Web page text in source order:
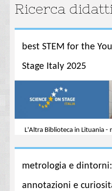
Ricerca
best STEM for the
Stage Italy 2025
L'Altra Biblioteca in Lituania -
metrologia e
annotazioni e